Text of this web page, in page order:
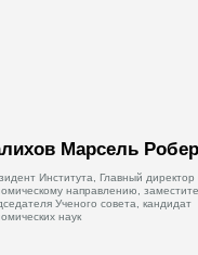
Марсель
Института, Главный директор
направлению,
Ученого совета, кандидат
наук